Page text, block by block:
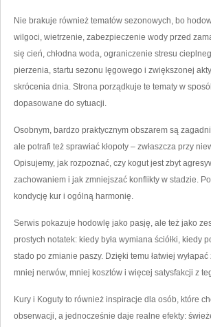
Nie brakuje również tematów sezonowych, bo
wilgoci, wietrzenie, zabezpieczenie wody przed
się cień, chłodna woda, ograniczenie stresu
pierzenia, startu sezonu lęgowego i zwiększonej
skrócenia dnia. Strona porządkuje te tematy w
dopasowane do sytuacji.
Osobnym, bardzo praktycznym obszarem są
ale potrafi też sprawiać kłopoty – zwłaszcza przy
Opisujemy, jak rozpoznać, czy kogut jest zbyt
zachowaniem i jak zmniejszać konflikty w stadzie.
kondycję kur i ogólną harmonię.
Serwis pokazuje hodowlę jako pasję, ale też jako
prostych notatek: kiedy była wymiana ściółki, kiedy
stado po zmianie paszy. Dzięki temu łatwiej
mniej nerwów, mniej kosztów i więcej satysfakcji z
Kury i Koguty to również inspiracje dla osób, które
obserwacji, a jednocześnie daje realne efekty: